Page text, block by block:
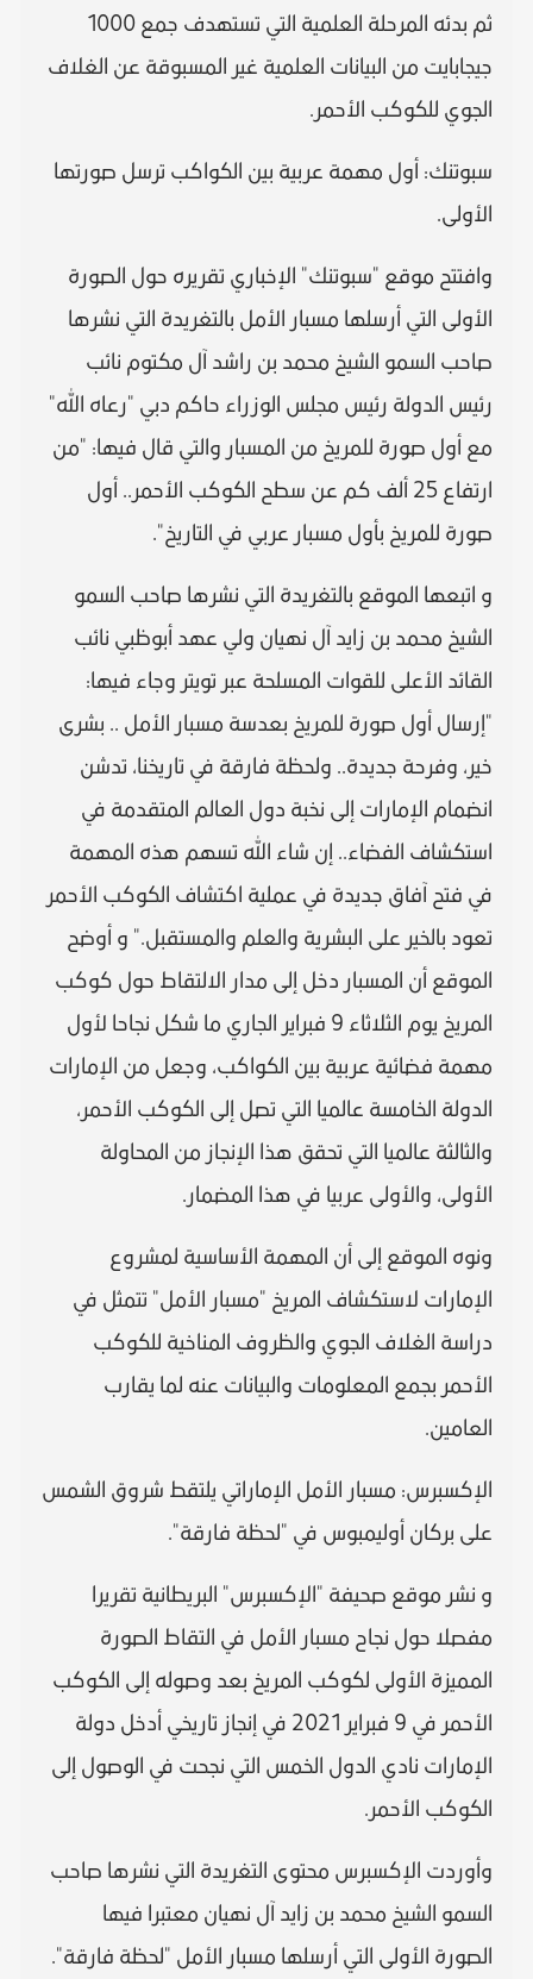
ثم بدئه المرحلة العلمية التي تستهدف جمع 1000
جيجابايت من البيانات العلمية غير المسبوقة عن الغلاف
الجوي للكوكب الأحمر.
سبوتنك: أول مهمة عربية بين الكواكب ترسل صورتها
الأولى.
وافتتح موقع "سبوتنك" الإخباري تقريره حول الصورة
الأولى التي أرسلها مسبار الأمل بالتغريدة التي نشرها
صاحب السمو الشيخ محمد بن راشد آل مكتوم نائب
رئيس الدولة رئيس مجلس الوزراء حاكم دبي "رعاه الله"
مع أول صورة للمريخ من المسبار والتي قال فيها: "من
ارتفاع 25 ألف كم عن سطح الكوكب الأحمر.. أول
صورة للمريخ بأول مسبار عربي في التاريخ".
و اتبعها الموقع بالتغريدة التي نشرها صاحب السمو
الشيخ محمد بن زايد آل نهيان ولي عهد أبوظبي نائب
القائد الأعلى للقوات المسلحة عبر تويتر وجاء فيها:
"إرسال أول صورة للمريخ بعدسة مسبار الأمل .. بشرى
خير، وفرحة جديدة.. ولحظة فارقة في تاريخنا، تدشن
انضمام الإمارات إلى نخبة دول العالم المتقدمة في
استكشاف الفضاء.. إن شاء الله تسهم هذه المهمة
في فتح آفاق جديدة في عملية اكتشاف الكوكب الأحمر
تعود بالخير على البشرية والعلم والمستقبل." و أوضح
الموقع أن المسبار دخل إلى مدار الالتقاط حول كوكب
المريخ يوم الثلاثاء 9 فبراير الجاري ما شكل نجاحا لأول
مهمة فضائية عربية بين الكواكب، وجعل من الإمارات
الدولة الخامسة عالميا التي تصل إلى الكوكب الأحمر،
والثالثة عالميا التي تحقق هذا الإنجاز من المحاولة
الأولى، والأولى عربيا في هذا المضمار.
ونوه الموقع إلى أن المهمة الأساسية لمشروع
الإمارات لاستكشاف المريخ "مسبار الأمل" تتمثل في
دراسة الغلاف الجوي والظروف المناخية للكوكب
الأحمر بجمع المعلومات والبيانات عنه لما يقارب
العامين.
الإكسبرس: مسبار الأمل الإماراتي يلتقط شروق الشمس
على بركان أوليمبوس في "لحظة فارقة".
و نشر موقع صحيفة "الإكسبرس" البريطانية تقريرا
مفصلا حول نجاح مسبار الأمل في التقاط الصورة
المميزة الأولى لكوكب المريخ بعد وصوله إلى الكوكب
الأحمر في 9 فبراير 2021 في إنجاز تاريخي أدخل دولة
الإمارات نادي الدول الخمس التي نجحت في الوصول إلى
الكوكب الأحمر.
وأوردت الإكسبرس محتوى التغريدة التي نشرها صاحب
السمو الشيخ محمد بن زايد آل نهيان معتبرا فيها
الصورة الأولى التي أرسلها مسبار الأمل "لحظة فارقة".